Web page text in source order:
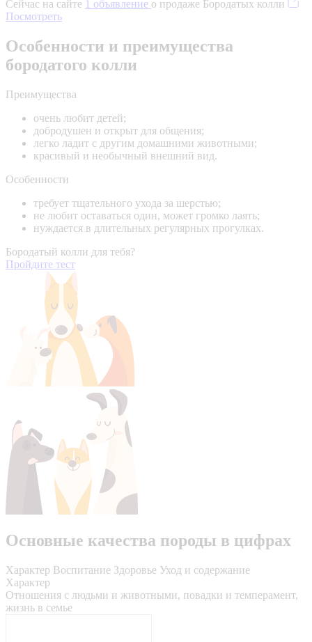
Сейчас на сайте 1 объявление о продаже Бородатых колли
Посмотреть
Особенности и преимущества
бородатого колли
Преимущества
очень любит детей;
добродушен и открыт для общения;
легко ладит с другим домашними животными;
красивый и необычный внешний вид.
Особенности
требует тщательного ухода за шерстью;
не любит оставаться один, может громко лаять;
нуждается в длительных регулярных прогулках.
Бородатый колли для тебя?
Пройдите тест
Основные качества породы в цифрах
Характер Воспитание Здоровье Уход и содержание
Характер
Отношения с людьми и животными, повадки и темперамент,
жизнь в семье